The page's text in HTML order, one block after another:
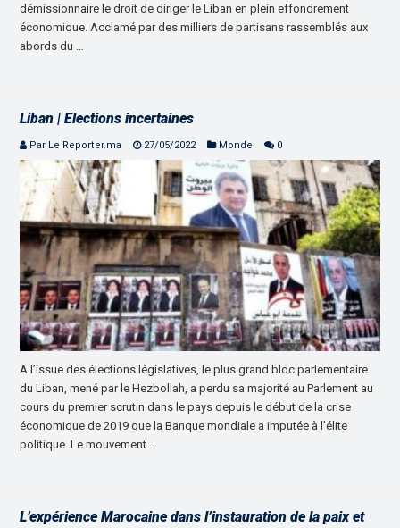
démissionnaire le droit de diriger le Liban en plein effondrement
économique. Acclamé par des milliers de partisans rassemblés aux
abords du …
Liban | Elections incertaines
Par Le Reporter.ma 27/05/2022 Monde 0
A l’issue des élections législatives, le plus grand bloc parlementaire
du Liban, mené par le Hezbollah, a perdu sa majorité au Parlement au
cours du premier scrutin dans le pays depuis le début de la crise
économique de 2019 que la Banque mondiale a imputée à l’élite
politique. Le mouvement …
L’expérience Marocaine dans l’instauration de la paix et